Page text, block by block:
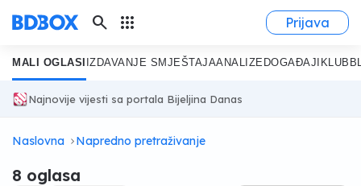
search apps Prijava
MALI OGLASI IZDAVANJE SMJEŠTAJAANALIZE DOGAĐAJI KLUB
Najnovije vijesti sa portala Bijeljina Danas
Naslovna Napredno pretraživanje
8 oglasa